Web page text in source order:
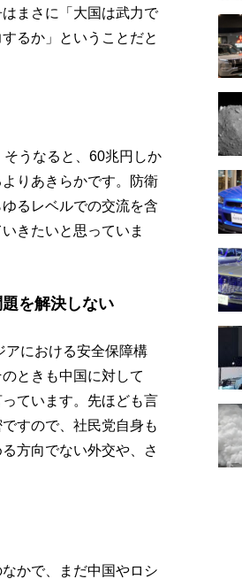
まさに「大国は武力で
るか」ということだと
うなると、60兆円しか
りあきらかです。防衛
るレベルでの交流を含
きたいと思っていま
を解決しない
アにおける安全保障構
ときも中国に対して
ています。先ほども言
すので、社民党自身も
方向でない外交や、さ
かで、まだ中国やロシ